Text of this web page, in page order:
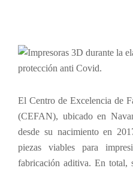
El Centro de Excelencia de
(CEFAN), ubicado en
desde su nacimiento en
piezas viables para
fabricación aditiva. En total,